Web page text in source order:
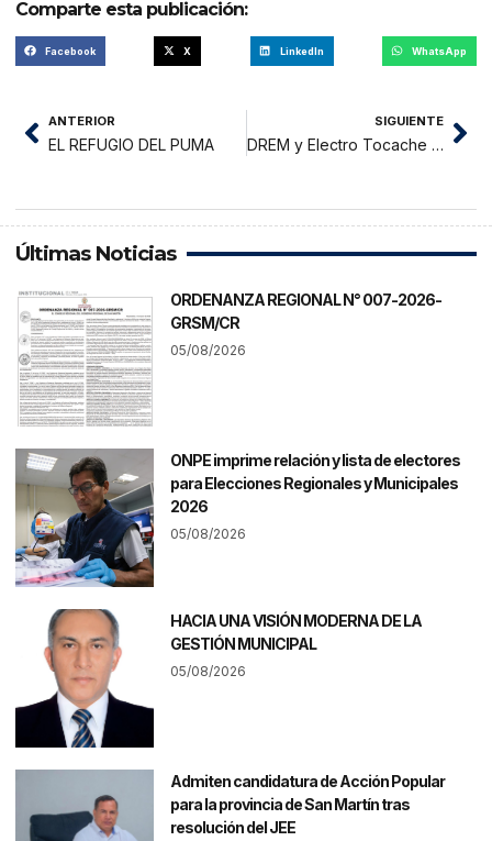
Comparte esta publicación:
Facebook X LinkedIn WhatsApp
ANTERIOR
EL REFUGIO DEL PUMA
SIGUIENTE
DREM y Electro Tocache firman convenio
Últimas Noticias
ORDENANZA REGIONAL N° 007-2026-
GRSM/CR
05/08/2026
ONPE imprime relación y lista de electores
para Elecciones Regionales y Municipales
2026
05/08/2026
HACIA UNA VISIÓN MODERNA DE LA
GESTIÓN MUNICIPAL
05/08/2026
Admiten candidatura de Acción Popular
para la provincia de San Martín tras
resolución del JEE